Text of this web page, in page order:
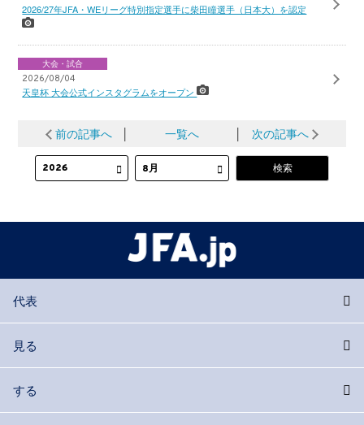
2026/27年JFA・WEリーグ特別指定選手に柴田瞳選手（日本大）を認定
大会・試合
2026/08/04
天皇杯 大会公式インスタグラムをオープン
前の記事へ 一覧へ 次の記事へ
代表
見る
する